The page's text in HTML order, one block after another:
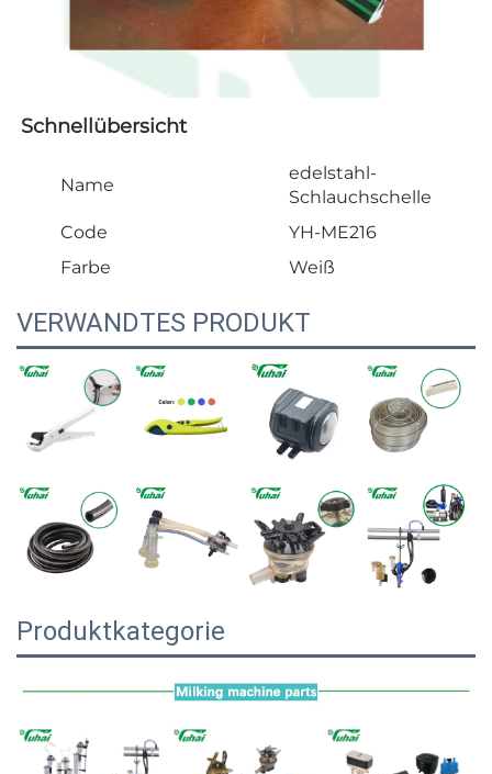
Schnellübersicht
Name
edelstahl-
Schlauchschelle
Code
YH-ME216
Farbe
Weiß
VERWANDTES PRODUKT
Produktkategorie